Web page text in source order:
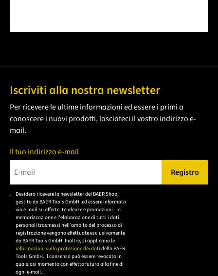
Iscriviti alla nostra newsletter
Per ricevere le ultime informazioni ed essere i primi a
conoscere i nuovi prodotti, lasciateci il vostro indirizzo e-
mail.
Il tuo indirizzo e-mail
Bitte geben Sie eine gültige E-Mail-Adresse ein.
Registro
Desidero ricevere la newsletter del BAER Shop,
gestito da BAER Tools GmbH, ed essere informato
via e-mail su offerte, tendenze e promozioni. La
memorizzazione e l'elaborazione di tutti i dati
personali trasmessi nell'ambito del processo di
registrazione vengono effettuate esclusivamente
da BAER Tools GmbH. Inoltre, si applicano le
informazioni sulla protezione dei dati della BAER
Tools GmbH. Il consenso può essere revocato in
qualsiasi momento con effetto futuro alla fine di
ogni e-mail..